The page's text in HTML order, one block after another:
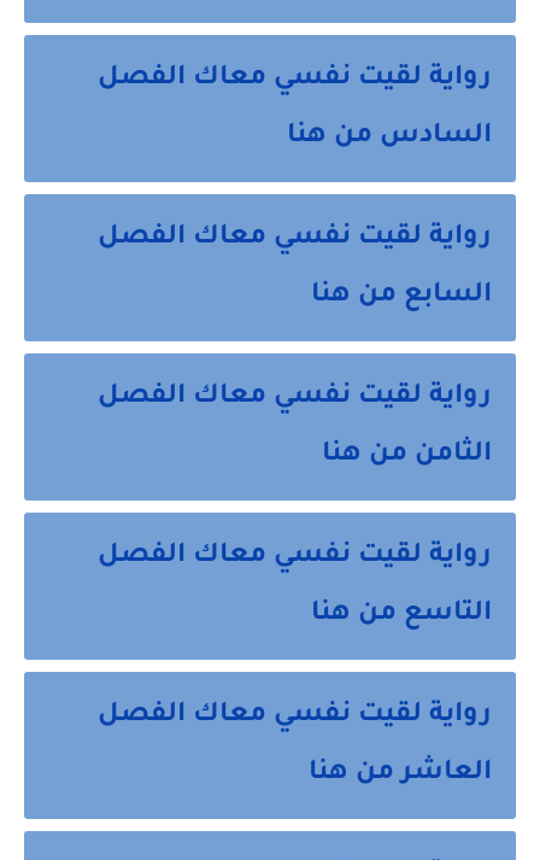
رواية لقيت نفسي معاك الفصل
السادس من هنا
رواية لقيت نفسي معاك الفصل
السابع من هنا
رواية لقيت نفسي معاك الفصل
الثامن من هنا
رواية لقيت نفسي معاك الفصل
التاسع من هنا
رواية لقيت نفسي معاك الفصل
العاشر من هنا